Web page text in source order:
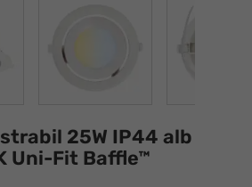
25W IP44 alb
Uni-Fit Baffle™